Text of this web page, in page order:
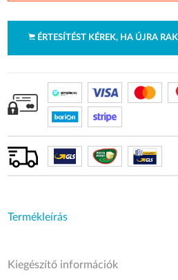
ÉRTESÍTÉST KÉREK, HA ÚJRA
Termékleírás
Kiegészítő információk